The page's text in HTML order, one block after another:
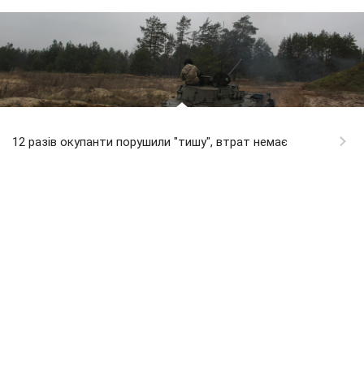
12 разів окупанти порушили "тишу", втрат немає